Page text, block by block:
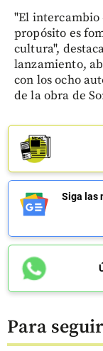
"El intercambio
propósito es
cultura",
lanzamiento,
con los ocho
de la obra de
Siga las
Para